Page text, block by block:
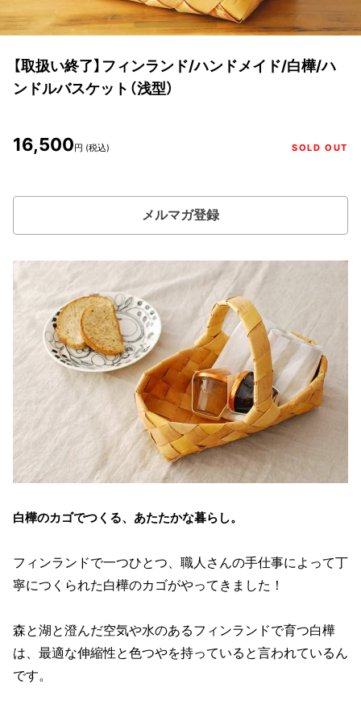
【取扱い終了】フィンランド/ハンドメイド/白樺/ハ
ンドルバスケット（浅型）
16,500円 (税込) SOLD OUT
メルマガ登録
白樺のカゴでつくる、あたたかな暮らし。
フィンランドで一つひとつ、職人さんの手仕事によって丁
寧につくられた白樺のカゴがやってきました！
森と湖と澄んだ空気や水のあるフィンランドで育つ白樺
は、最適な伸縮性と色つやを持っていると言われているん
です。